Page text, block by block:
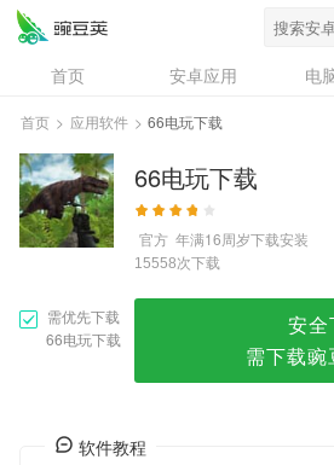
首页 安卓应用 电
资讯
专题
问答
首页 > 应用软件 > 66电玩下载
66电玩下载
官方 年满16周岁下载安装
15558次下载
需优先下载
66电玩下载
安全
需下载
软件教程